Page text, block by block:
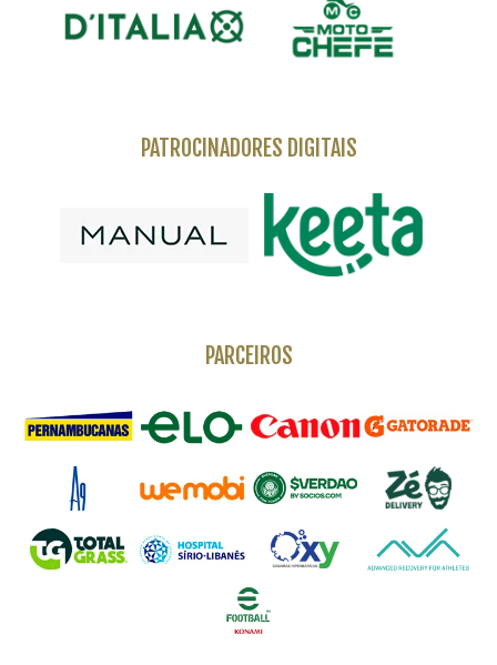
PATROCINADORES DIGITAIS
PARCEIROS